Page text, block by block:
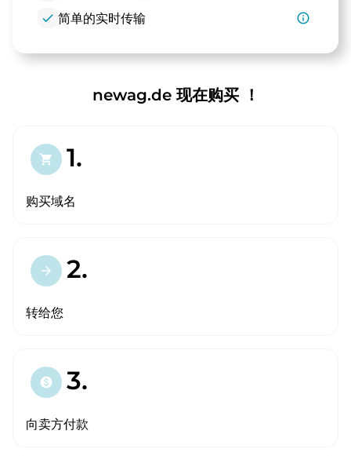
check 简单的实时传输 info_outline
newag.de 现在购买 ！
shopping_cart 1.
购买域名
arrow_forward 2.
转给您
paid 3.
向卖方付款